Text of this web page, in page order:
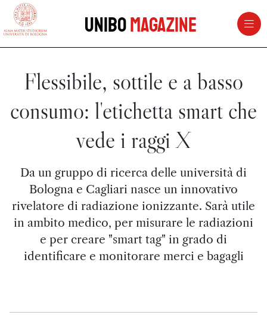
vai al contenuto della pagina
UniboMagazine
Flessibile, sottile e a basso
consumo: l'etichetta smart che
vede i raggi X
Da un gruppo di ricerca delle università di
Bologna e Cagliari nasce un innovativo
rivelatore di radiazione ionizzante. Sarà utile
in ambito medico, per misurare le radiazioni
e per creare "smart tag" in grado di
identificare e monitorare merci e bagagli